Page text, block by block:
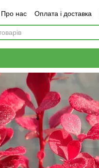
Про нас Оплата і доставка